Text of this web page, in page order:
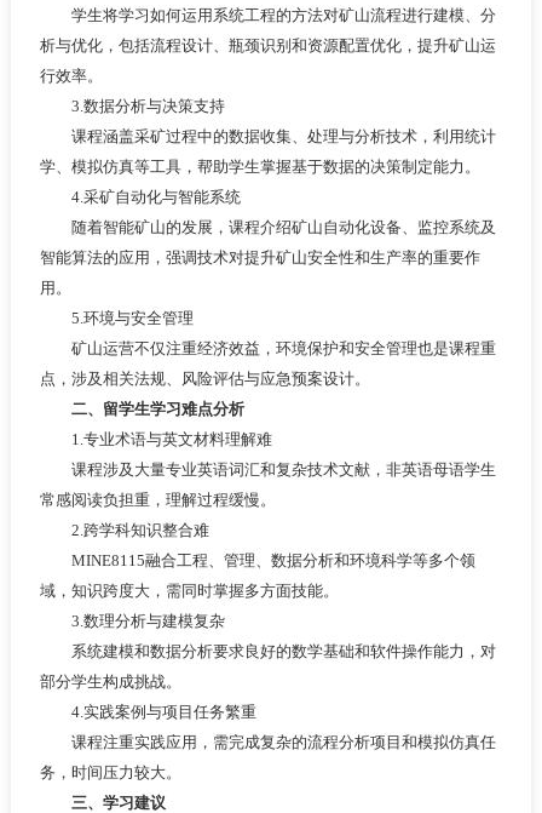
学生将学习如何运用系统工程的方法对矿山流程进行建模、分
析与优化，包括流程设计、瓶颈识别和资源配置优化，提升矿山运
行效率。
3.数据分析与决策支持
课程涵盖采矿过程中的数据收集、处理与分析技术，利用统计
学、模拟仿真等工具，帮助学生掌握基于数据的决策制定能力。
4.采矿自动化与智能系统
随着智能矿山的发展，课程介绍矿山自动化设备、监控系统及
智能算法的应用，强调技术对提升矿山安全性和生产率的重要作
用。
5.环境与安全管理
矿山运营不仅注重经济效益，环境保护和安全管理也是课程重
点，涉及相关法规、风险评估与应急预案设计。
二、留学生学习难点分析
1.专业术语与英文材料理解难
课程涉及大量专业英语词汇和复杂技术文献，非英语母语学生
常感阅读负担重，理解过程缓慢。
2.跨学科知识整合难
MINE8115融合工程、管理、数据分析和环境科学等多个领
域，知识跨度大，需同时掌握多方面技能。
3.数理分析与建模复杂
系统建模和数据分析要求良好的数学基础和软件操作能力，对
部分学生构成挑战。
4.实践案例与项目任务繁重
课程注重实践应用，需完成复杂的流程分析项目和模拟仿真任
务，时间压力较大。
三、学习建议